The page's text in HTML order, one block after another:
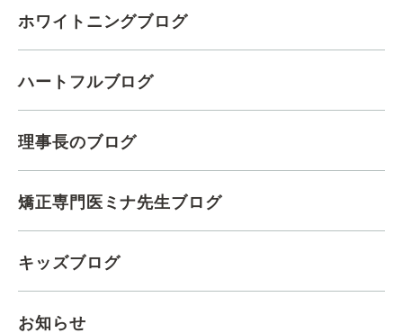
ホワイトニングブログ
ハートフルブログ
理事長のブログ
矯正専門医ミナ先生ブログ
キッズブログ
お知らせ